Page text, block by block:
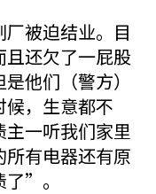
被迫结业。目
还欠了一屁股
他们（警方）
，生意都不
一听我们家里
有电器还有原
”。